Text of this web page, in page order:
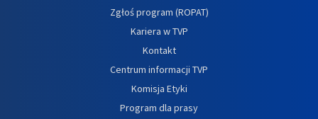
Zgłoś program (ROPAT)
Kariera w TVP
Kontakt
Centrum informacji TVP
Komisja Etyki
Program dla prasy